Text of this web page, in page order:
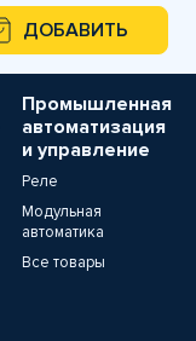
ДОБАВИТЬ
Промышленная
автоматизация
и управление
Реле
Модульная
автоматика
Все товары